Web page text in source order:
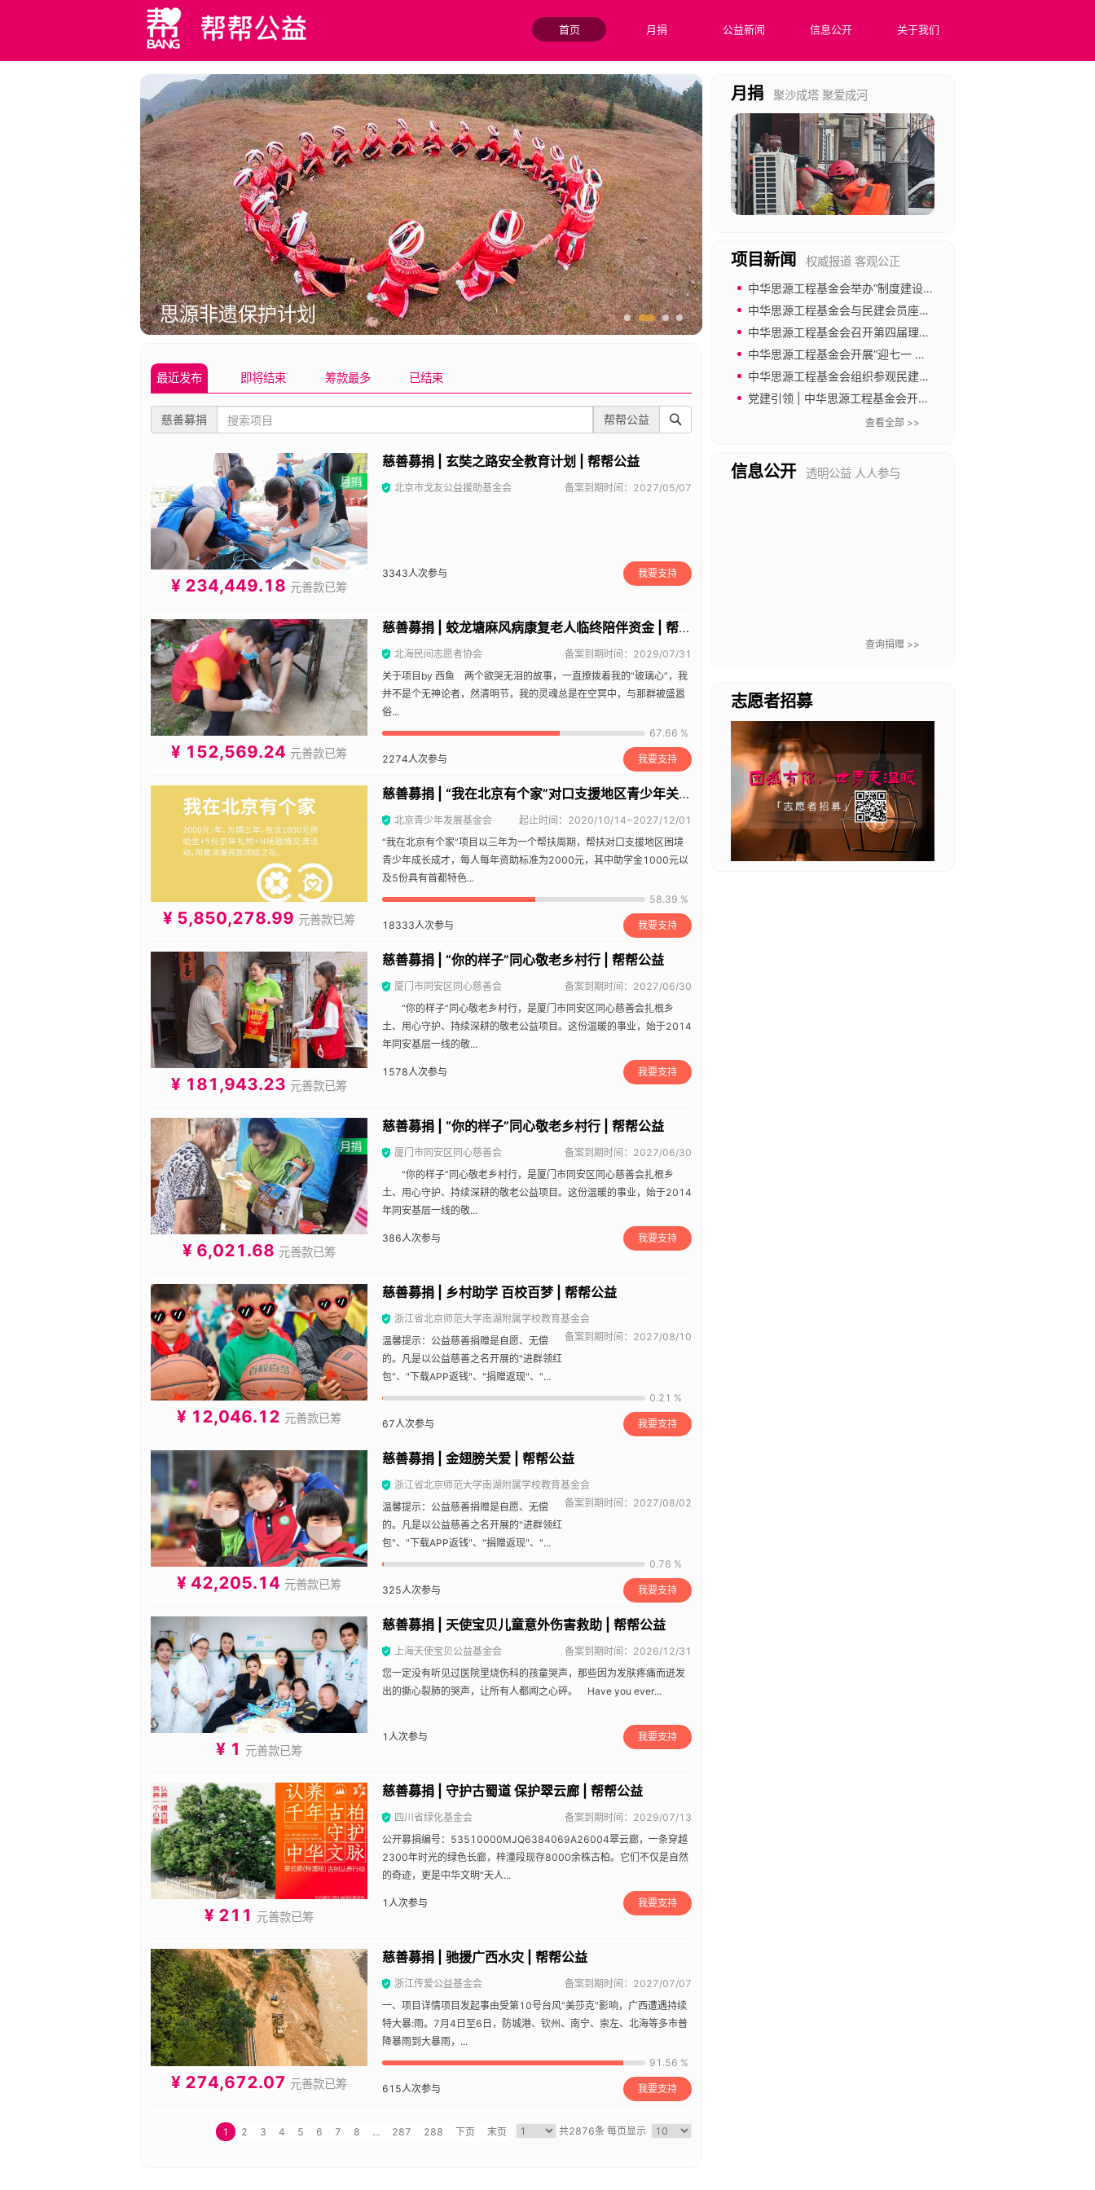
首页 月捐 公益新闻 信息公开 关于我们
思源非遗保护计划 医院里的数字课堂
在全国范围内医疗场景下构建数字化平台，通过“双师课堂”模式，共享优
源，助力教育公平与普惠
最近发布 即将结束 筹款最多 已结束
慈善募捐 帮帮公益
¥ 234,449.18 元善款已筹
慈善募捐 | 玄奘之路安全教育计划 | 帮帮公益
北京市戈友公益援助基金会 备案到期时间：2027/05/07
3343人次参与 我要支持
¥ 152,569.24 元善款已筹
慈善募捐 | 蛟龙塘麻风病康复老人临终陪伴资金 | 帮帮公益
北海民间志愿者协会
备案到期时间：2029/07/31
关于项目by 西鱼 两个欲哭无泪的故事，一直撩拨着我的“玻璃心”，我
并不是个无神论者，然清明节，我的灵魂总是在空冥中，与那群被盛嚣
俗...
67.66 %
2274人次参与 我要支持
¥ 5,850,278.99 元善款已筹
慈善募捐 | “我在北京有个家”对口支援地区青少年关爱项目 | 帮帮公益
北京青少年发展基金会
起止时间：2020/10/14~2027/12/01
“我在北京有个家”项目以三年为一个帮扶周期，帮扶对口支援地区困境
青少年成长成才，每人每年资助标准为2000元，其中助学金1000元以
及5份具有首都特色...
58.39 %
18333人次参与 我要支持
¥ 181,943.23 元善款已筹
慈善募捐 | “你的样子”同心敬老乡村行 | 帮帮公益
厦门市同安区同心慈善会
备案到期时间：2027/06/30
“你的样子”同心敬老乡村行，是厦门市同安区同心慈善会扎根乡
土、用心守护、持续深耕的敬老公益项目。这份温暖的事业，始于2014
年同安基层一线的敬...
1578人次参与 我要支持
¥ 6,021.68 元善款已筹
慈善募捐 | “你的样子”同心敬老乡村行 | 帮帮公益
厦门市同安区同心慈善会
备案到期时间：2027/06/30
“你的样子”同心敬老乡村行，是厦门市同安区同心慈善会扎根乡
土、用心守护、持续深耕的敬老公益项目。这份温暖的事业，始于2014
年同安基层一线的敬...
386人次参与 我要支持
¥ 12,046.12 元善款已筹
慈善募捐 | 乡村助学 百校百梦 | 帮帮公益
浙江省北京师范大学南湖附属学校教育基金会
备案到期时间：2027/08/10
温馨提示：公益慈善捐赠是自愿、无偿
的。凡是以公益慈善之名开展的"进群领红
包"、"下载APP返钱"、"捐赠返现"、"...
0.21 %
67人次参与 我要支持
¥ 42,205.14 元善款已筹
慈善募捐 | 金翅膀关爱 | 帮帮公益
浙江省北京师范大学南湖附属学校教育基金会
备案到期时间：2027/08/02
温馨提示：公益慈善捐赠是自愿、无偿
的。凡是以公益慈善之名开展的"进群领红
包"、"下载APP返钱"、"捐赠返现"、"...
0.76 %
325人次参与 我要支持
¥ 1 元善款已筹
慈善募捐 | 天使宝贝儿童意外伤害救助 | 帮帮公益
上海天使宝贝公益基金会
备案到期时间：2026/12/31
您一定没有听见过医院里烧伤科的孩童哭声，那些因为发肤疼痛而迸发
出的撕心裂肺的哭声，让所有人都闻之心碎。 Have you ever...
1 人次参与 我要支持
¥ 211 元善款已筹
慈善募捐 | 守护古蜀道 保护翠云廊 | 帮帮公益
四川省绿化基金会
备案到期时间：2029/07/13
公开募捐编号：53510000MJQ6384069A26004翠云廊，一条穿越
2300年时光的绿色长廊，梓潼段现存8000余株古柏。它们不仅是自然
的奇迹，更是中华文明“天人...
1 人次参与 我要支持
¥ 274,672.07 元善款已筹
慈善募捐 | 驰援广西水灾 | 帮帮公益
浙江传爱公益基金会
备案到期时间：2027/07/07
一、项目详情项目发起事由受第10号台风“美莎克”影响，广西遭遇持续
特大暴:雨。7月4日至6日，防城港、钦州、南宁、崇左、北海等多市普
降暴雨到大暴雨，...
91.56 %
615人次参与 我要支持
1 2 3 4 5 6 7 8 ... 287 288 下页 末页 共2876条 每页显示
月捐 聚沙成塔 聚爱成河
项目新闻
权威报道 客观公正
中华思源工程基金会举办“制度建设与合规管理”专题培训
中华思源工程基金会与民建会员座谈 共促公益慈善事业发展
中华思源工程基金会召开第四届理事会第四次会议
中华思源工程基金会开展“迎七一 强党建 倡廉洁”主题党日活动
中华思源工程基金会组织参观民建中央会史馆
党建引领 | 中华思源工程基金会开展“传承长城精神 奋进新征程”主题党日暨工会文体活动
查看全部 >>
信息公开 透明公益 人人参与
查询捐赠 >>
志愿者招募